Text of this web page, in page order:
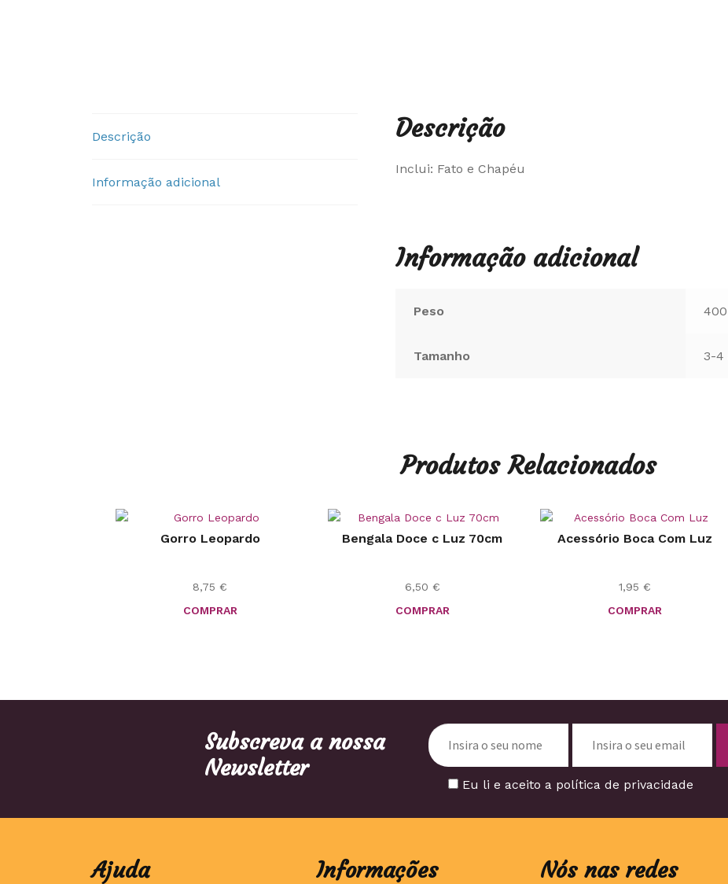
Descrição
Informação adicional
Descrição
Inclui: Fato e Chapéu
Informação adicional
Peso
Tamanho 3-4
Produtos Relacionados
Gorro Leopardo
8,75 €
COMPRAR
Bengala Doce c Luz 70cm
6,50 €
COMPRAR
Acessório Boca Com Luz
1,95 €
COMPRAR
Subscreva a nossa
Newsletter
Eu li e aceito a política de privacidade
Ajuda Informações Nós nas redes